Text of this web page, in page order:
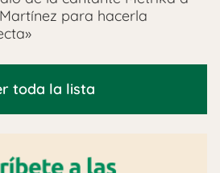
para hacerla
toda la lista